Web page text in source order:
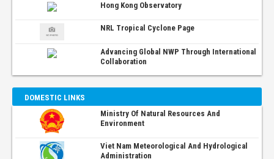
Hong Kong Observatory
NRL Tropical Cyclone Page
Advancing Global NWP Through International
Collaboration
DOMESTIC LINKS
Ministry Of Natural Resources And
Environment
Viet Nam Meteorological And Hydrological
Administration